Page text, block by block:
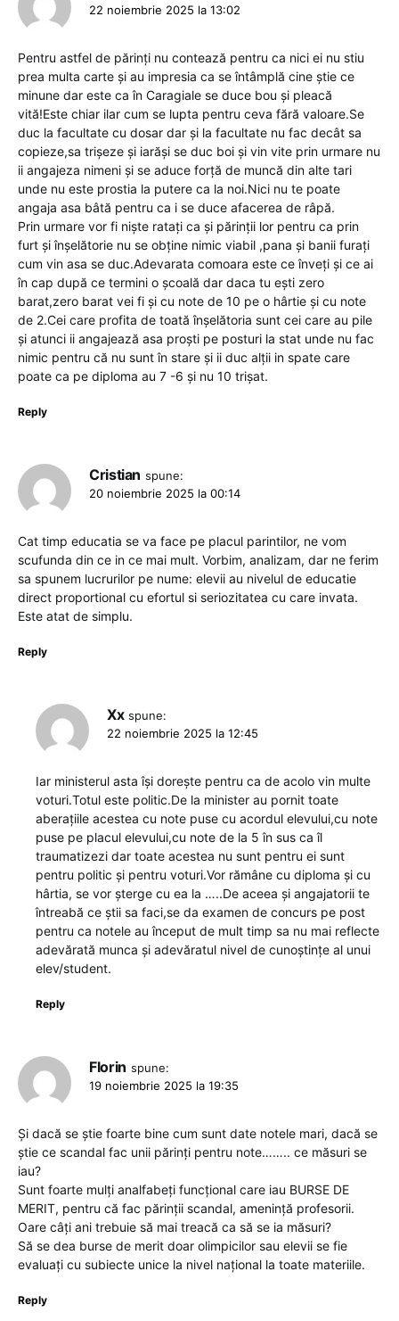
22 noiembrie 2025 la 13:02
Pentru astfel de părinți nu contează pentru ca nici ei nu stiu
prea multa carte și au impresia ca se întâmplă cine știe ce
minune dar este ca în Caragiale se duce bou și pleacă
vită!Este chiar ilar cum se lupta pentru ceva fără valoare.Se
duc la facultate cu dosar dar și la facultate nu fac decât sa
copieze,sa trișeze și iarăși se duc boi și vin vite prin urmare nu
ii angajeza nimeni și se aduce forță de muncă din alte tari
unde nu este prostia la putere ca la noi.Nici nu te poate
angaja asa bâtă pentru ca i se duce afacerea de râpă.
Prin urmare vor fi niște ratați ca și părinții lor pentru ca prin
furt și înșelătorie nu se obține nimic viabil ,pana și banii furați
cum vin asa se duc.Adevarata comoara este ce înveți și ce ai
în cap după ce termini o școală dar daca tu ești zero
barat,zero barat vei fi și cu note de 10 pe o hârtie și cu note
de 2.Cei care profita de toată înșelătoria sunt cei care au pile
și atunci ii angajează asa proști pe posturi la stat unde nu fac
nimic pentru că nu sunt în stare și ii duc alții in spate care
poate ca pe diploma au 7 -6 și nu 10 trișat.
Reply
Cristian spune:
20 noiembrie 2025 la 00:14
Cat timp educatia se va face pe placul parintilor, ne vom
scufunda din ce in ce mai mult. Vorbim, analizam, dar ne ferim
sa spunem lucrurilor pe nume: elevii au nivelul de educatie
direct proportional cu efortul si seriozitatea cu care invata.
Este atat de simplu.
Reply
Xx spune:
22 noiembrie 2025 la 12:45
Iar ministerul asta își dorește pentru ca de acolo vin multe
voturi.Totul este politic.De la minister au pornit toate
aberațiile acestea cu note puse cu acordul elevului,cu note
puse pe placul elevului,cu note de la 5 în sus ca îl
traumatizezi dar toate acestea nu sunt pentru ei sunt
pentru politic și pentru voturi.Vor rămâne cu diploma și cu
hârtia, se vor șterge cu ea la …..De aceea și angajatorii te
întreabă ce știi sa faci,se da examen de concurs pe post
pentru ca notele au început de mult timp sa nu mai reflecte
adevărată munca și adevăratul nivel de cunoștințe al unui
elev/student.
Reply
Florin spune:
19 noiembrie 2025 la 19:35
Și dacă se știe foarte bine cum sunt date notele mari, dacă se
știe ce scandal fac unii părinți pentru note…….. ce măsuri se
iau?
Sunt foarte mulți analfabeți funcțional care iau BURSE DE
MERIT, pentru că fac părinții scandal, amenință profesorii.
Oare câți ani trebuie să mai treacă ca să se ia măsuri?
Să se dea burse de merit doar olimpicilor sau elevii se fie
evaluați cu subiecte unice la nivel național la toate materiile.
Reply